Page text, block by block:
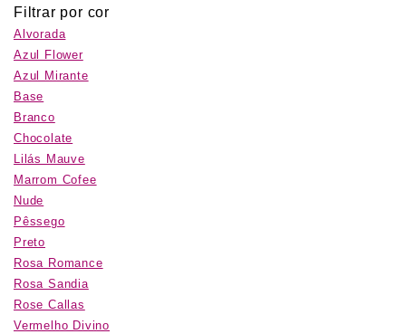
Filtrar por cor
Alvorada
Azul Flower
Azul Mirante
Base
Branco
Chocolate
Lilás Mauve
Marrom Cofee
Nude
Pêssego
Preto
Rosa Romance
Rosa Sandia
Rose Callas
Vermelho Divino